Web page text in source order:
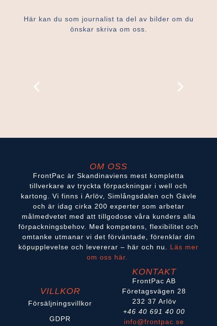
Här kan du som journalist ta del av bilder om du
önskar skriva om oss.
OM OSS
FrontPac är Skandinaviens mest kompletta
tillverkare av tryckta förpackningar i well och
kartong. Vi finns i Arlöv, Simlångsdalen och Gävle
och är idag cirka 200 experter som arbetar
målmedvetet med att tillgodose våra kunders alla
förpackningsbehov. Med kompetens, flexibilitet och
omtanke utmanar vi det förväntade, förenklar din
köpupplevelse och levererar – här och nu. Läs mer
om oss här.
VILLKOR
Försäljningsvillkor
GDPR
KONTAKT
FrontPac AB
Företagsvägen 28
232 37 Arlöv
+46 40 691 40 00
info@frontpac.se